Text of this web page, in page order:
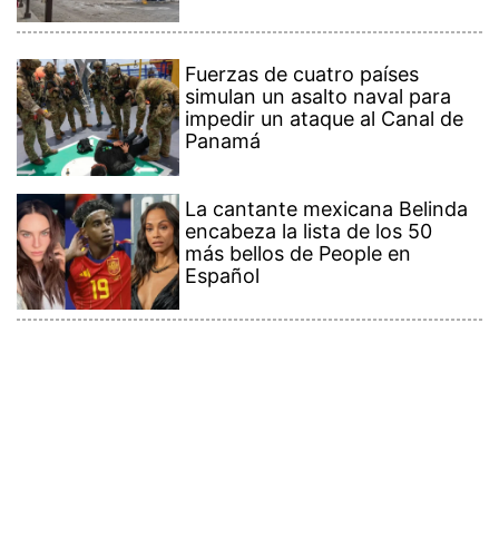
Fuerzas de cuatro países
simulan un asalto naval para
impedir un ataque al Canal de
Panamá
La cantante mexicana Belinda
encabeza la lista de los 50
más bellos de People en
Español